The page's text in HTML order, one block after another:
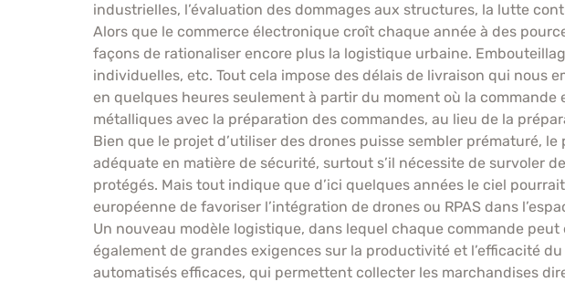
industrielles, l’évaluation des dommages aux structures, la lutte
Alors que le commerce électronique croît chaque année à des
façons de rationaliser encore plus la logistique urbaine.
individuelles, etc. Tout cela impose des délais de livraison qui nous
en quelques heures seulement à partir du moment où la
métalliques avec la préparation des commandes, au lieu de la
Bien que le projet d’utiliser des drones puisse sembler prématuré,
adéquate en matière de sécurité, surtout s’il nécessite de survoler
protégés. Mais tout indique que d’ici quelques années le ciel
européenne de favoriser l’intégration de drones ou RPAS dans
Un nouveau modèle logistique, dans lequel chaque commande
également de grandes exigences sur la productivité et l’efficacité
automatisés efficaces, qui permettent collecter les marchandises